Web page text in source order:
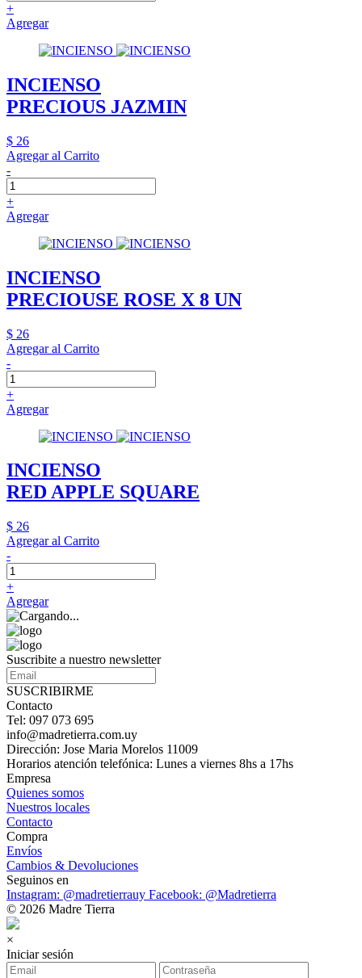
+
Agregar
INCIENSO
PRECIOUS JAZMIN
$ 26
Agregar al Carrito
-
+
Agregar
INCIENSO
PRECIOUSE ROSE X 8 UN
$ 26
Agregar al Carrito
-
+
Agregar
INCIENSO
RED APPLE SQUARE
$ 26
Agregar al Carrito
-
+
Agregar
Suscribite a nuestro newsletter
SUSCRIBIRME
Contacto
Tel: 097 073 695
info@madretierra.com.uy
Dirección: Jose Maria Morelos 11009
Horarios atención telefónica: Lunes a viernes 8hs a 17hs
Empresa
Quienes somos
Nuestros locales
Contacto
Compra
Envíos
Cambios & Devoluciones
Seguinos en
Instagram: @madretierrauy Facebook: @Madretierra
© 2026 Madre Tierra
×
Iniciar sesión